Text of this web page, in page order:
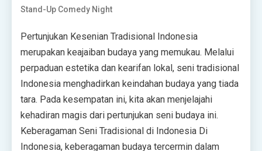
Stand-Up Comedy Night
Pertunjukan Kesenian Tradisional Indonesia
merupakan keajaiban budaya yang memukau. Melalui
perpaduan estetika dan kearifan lokal, seni tradisional
Indonesia menghadirkan keindahan budaya yang tiada
tara. Pada kesempatan ini, kita akan menjelajahi
kehadiran magis dari pertunjukan seni budaya ini.
Keberagaman Seni Tradisional di Indonesia Di
Indonesia, keberagaman budaya tercermin dalam